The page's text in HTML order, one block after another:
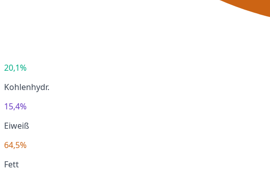
20,1%
Kohlenhydr.
15,4%
Eiweiß
64,5%
Fett